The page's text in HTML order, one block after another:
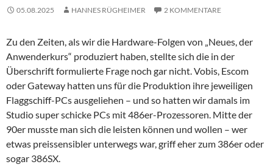
05.08.2025 HANNES RÜGHEIMER 2 KOMMENTARE
Zu den Zeiten, als wir die Hardware-Folgen von „Neues, der
Anwenderkurs“ produziert haben, stellte sich die in der
Überschrift formulierte Frage noch gar nicht. Vobis, Escom
oder Gateway hatten uns für die Produktion ihre jeweiligen
Flaggschiff-PCs ausgeliehen – und so hatten wir damals im
Studio super schicke PCs mit 486er-Prozessoren. Mitte der
90er musste man sich die leisten können und wollen – wer
etwas preissensibler unterwegs war, griff eher zum 386er oder
sogar 386SX.